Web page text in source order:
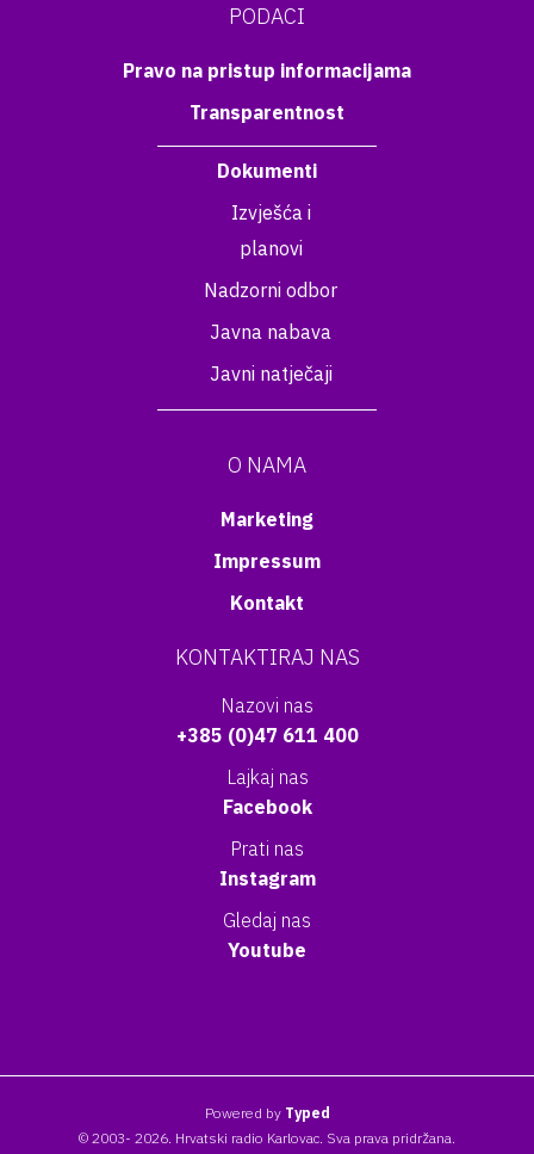
PODACI
Pravo na pristup informacijama
Transparentnost
Dokumenti
Izvješća i
planovi
Nadzorni odbor
Javna nabava
Javni natječaji
O NAMA
Marketing
Impressum
Kontakt
KONTAKTIRAJ NAS
Nazovi nas
+385 (0)47 611 400
Lajkaj nas
Facebook
Prati nas
Instagram
Gledaj nas
Youtube
Powered by Typed
© 2003- 2026. Hrvatski radio Karlovac. Sva prava pridržana.